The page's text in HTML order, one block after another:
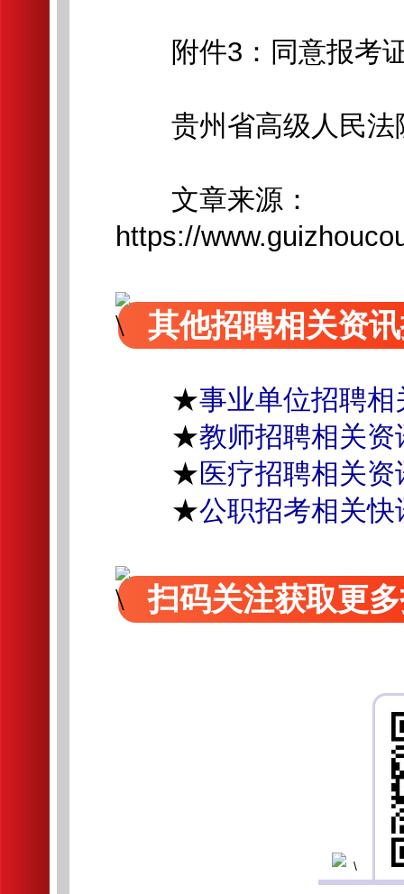
附件3：同意报考证
贵州省高级人民法
文章来源：
https://
其他招聘相关资
★事业单位招聘相
★教师招聘相关资
★医疗招聘相关资
★公职招考相关快
扫码关注获取更